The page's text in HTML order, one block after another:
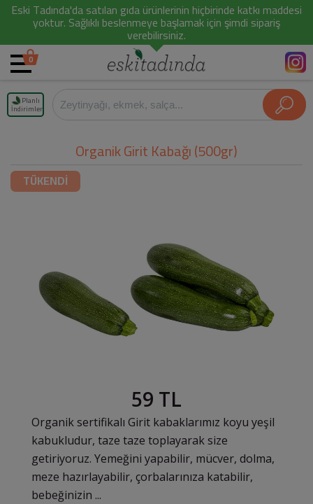
Eski Tadında'da satılan gıda ürünlerinin hiçbirinde katkı maddesi
yoktur. Sağlıklı beslenmeye başlamak için şimdi sipariş
verebilirsiniz.
0
Planlı
İndirimler
Organik Girit Kabağı (500gr)
TÜKENDİ
59 TL
Organik sertifikalı Girit kabaklarımız koyu yeşil
kabukludur, taze taze toplayarak size
getiriyoruz. Yemeğini yapabilir, mücver, dolma,
meze hazırlayabilir, çorbalarınıza katabilir,
bebeğinizin ...